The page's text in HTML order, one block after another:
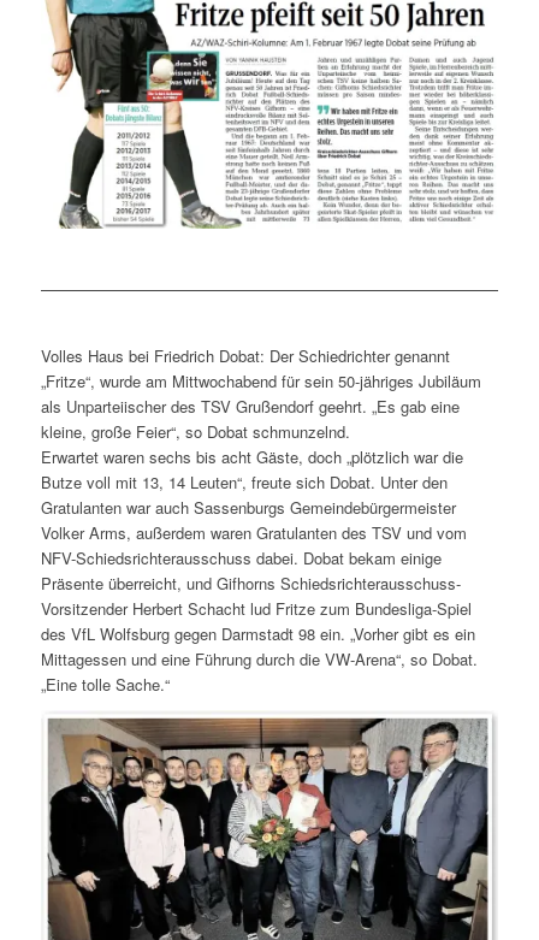
Volles Haus bei Friedrich Dobat: Der Schiedrichter genannt
„Fritze“, wurde am Mittwochabend für sein 50-jähriges Jubiläum
als Unparteiischer des TSV Grußendorf geehrt. „Es gab eine
kleine, große Feier“, so Dobat schmunzelnd.
Erwartet waren sechs bis acht Gäste, doch „plötzlich war die
Butze voll mit 13, 14 Leuten“, freute sich Dobat. Unter den
Gratulanten war auch Sassenburgs Gemeindebürgermeister
Volker Arms, außerdem waren Gratulanten des TSV und vom
NFV-Schiedsrichterausschuss dabei. Dobat bekam einige
Präsente überreicht, und Gifhorns Schiedsrichterausschuss-
Vorsitzender Herbert Schacht lud Fritze zum Bundesliga-Spiel
des VfL Wolfsburg gegen Darmstadt 98 ein. „Vorher gibt es ein
Mittagessen und eine Führung durch die VW-Arena“, so Dobat.
„Eine tolle Sache.“